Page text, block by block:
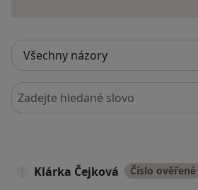
Hledejte v názorech
Klárka Čejková Číslo ověřené